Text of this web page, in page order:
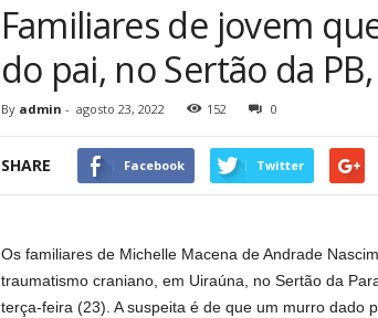
Familiares de jovem
do pai, no Sertão da
By admin - agosto 23, 2022 152 0
SHARE Facebook Twitter
Os familiares de Michelle Macena de Andrade
traumatismo craniano, em Uiraúna, no Sertão da
terça-feira (23). A suspeita é de que um murro dado